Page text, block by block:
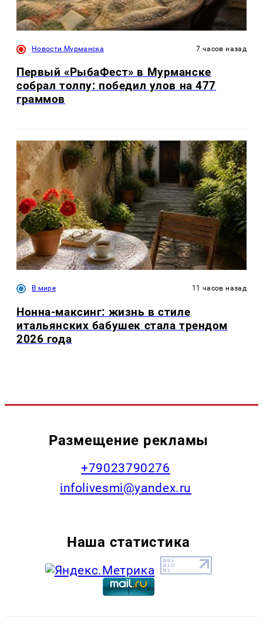
Новости Мурманска 7 часов назад
Первый «РыбаФест» в Мурманске
собрал толпу: победил улов на 477
граммов
В мире 11 часов назад
Нонна-максинг: жизнь в стиле
итальянских бабушек стала трендом
2026 года
Размещение рекламы
+79023790276
infolivesmi@yandex.ru
Наша статистика